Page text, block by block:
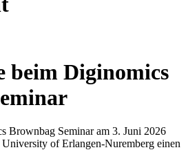
beim Diginomics
Brownbag Seminar am 3. Juni 2026
of Erlangen-Nuremberg einen